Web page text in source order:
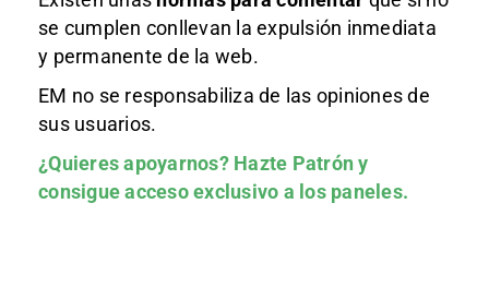
se cumplen conllevan la expulsión inmediata
y permanente de la web.
EM no se responsabiliza de las opiniones de
sus usuarios.
¿Quieres apoyarnos? Hazte Patróny
consigue acceso exclusivo a los paneles.